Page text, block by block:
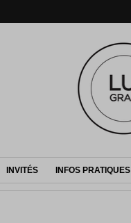
INVITÉS INFOS PRATIQUES